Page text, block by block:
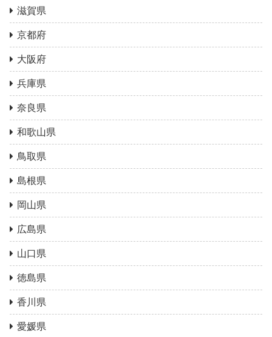
滋賀県
京都府
大阪府
兵庫県
奈良県
和歌山県
鳥取県
島根県
岡山県
広島県
山口県
徳島県
香川県
愛媛県